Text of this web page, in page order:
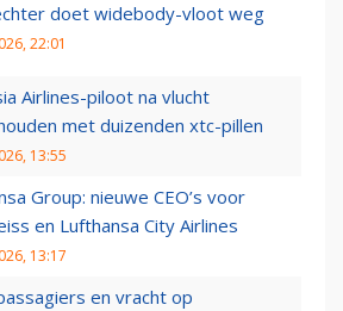
doet widebody-vloot weg
22:01
Airlines-piloot na vlucht
met duizenden xtc-pillen
13:55
Group: nieuwe CEO’s voor
en Lufthansa City Airlines
13:17
en vracht op